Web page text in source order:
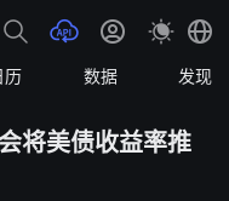
历 数据 发现
将美债收益率推